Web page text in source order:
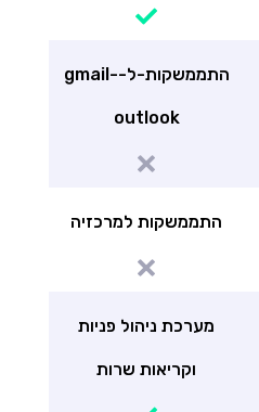
התממשקות-ל-gmail-
outlook
התממשקות למרכזיה
מערכת ניהול פניות
וקריאות שרות